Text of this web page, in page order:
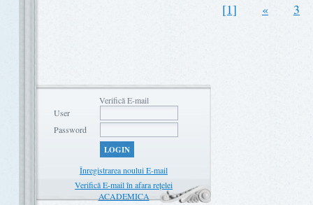
Verifică E-mail
User
Password
LOGIN
Înregistrarea noului E-mail
Verifică E-mail în afara rețelei
ACADEMICA
[1]
« 3